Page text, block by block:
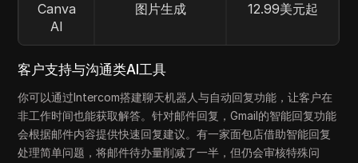
Canva
AI
图片生成 12.99美元起
客户支持与沟通类AI工具
你可以通过Intercom搭建聊天机器人与自动回复功能，让客户在
非工作时间也能获取解答。针对邮件回复，Gmail的智能回复功能
会根据邮件内容提供快速回复建议。有一家面包店借助智能回复
处理简单问题，将邮件待办量削减了一半，但仍会审核特殊问